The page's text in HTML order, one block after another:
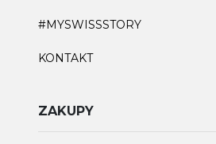
#MYSWISSSTORY
KONTAKT
ZAKUPY